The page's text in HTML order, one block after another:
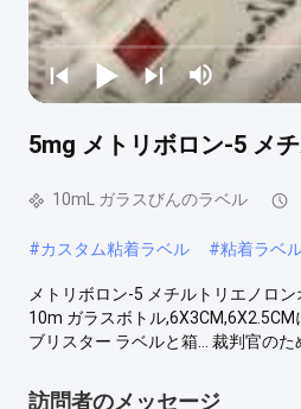
5mg メトリボロン-5 メ
10mL ガラスびんのラベル
#カスタム粘着ラベル #粘着ラベ
メトリボロン-5 メチルトリエノロ
10m ガラスボトル
ブリスター ラベルと箱... 裁判官のた
訪問者のメッセージ